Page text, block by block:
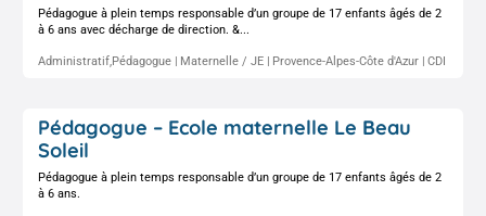
Pédagogue à plein temps responsable d’un groupe de 17 enfants âgés de 2
à 6 ans avec décharge de direction. &...
Administratif,Pédagogue Maternelle / JE Provence-Alpes-Côte d'Azur CDI
Pédagogue – Ecole maternelle Le Beau
Soleil
Pédagogue à plein temps responsable d’un groupe de 17 enfants âgés de 2
à 6 ans.